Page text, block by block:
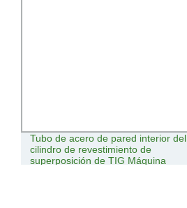
Tubo de acero de pared interior del
cilindro de revestimiento de
superposición de TIG Máquina